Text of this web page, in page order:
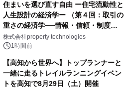
住まいを選び直す自由 ー住宅流動性と
人生設計の経済学ー （第４回：取引の
重さの経済学──情報・信頼・制度を
PropTechはどう組み替えるか）｜
PropTech-Lab
株式会社property technologies
1時間前
【高知から世界へ】トップランナーと
一緒に走るトレイルランニングイベン
トを高知で8月29日（土）開催